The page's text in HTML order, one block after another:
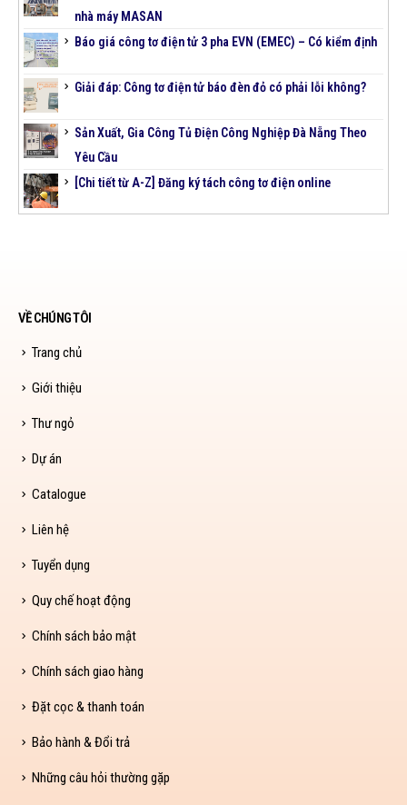
nhà máy MASAN
Báo giá công tơ điện tử 3 pha EVN (EMEC) – Có kiểm định
Giải đáp: Công tơ điện tử báo đèn đỏ có phải lỗi không?
Sản Xuất, Gia Công Tủ Điện Công Nghiệp Đà Nẵng Theo
Yêu Cầu
[Chi tiết từ A-Z] Đăng ký tách công tơ điện online
VỀ CHÚNG TÔI
Trang chủ
Giới thiệu
Thư ngỏ
Dự án
Catalogue
Liên hệ
Tuyển dụng
Quy chế hoạt động
Chính sách bảo mật
Chính sách giao hàng
Đặt cọc & thanh toán
Bảo hành & Đổi trả
Những câu hỏi thường gặp